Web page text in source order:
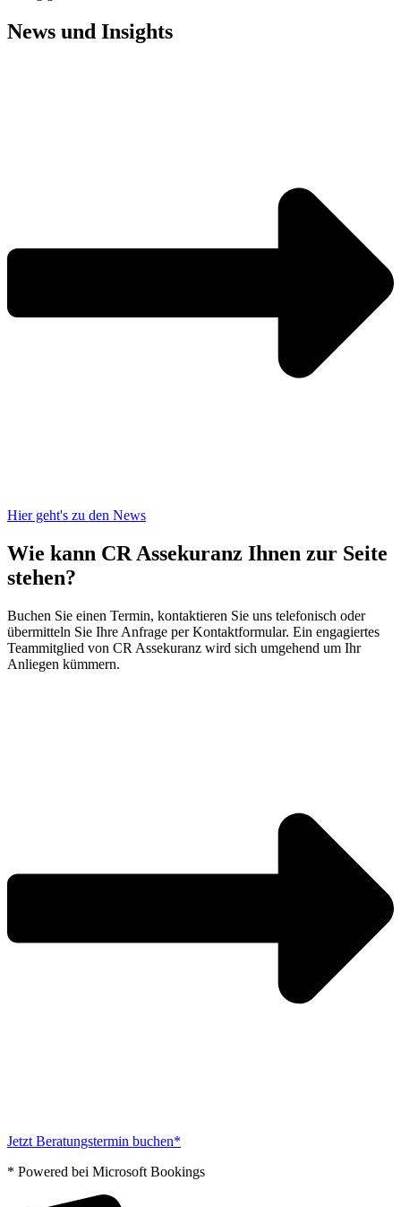
News und Insights
Hier geht's zu den News
Wie kann CR Assekuranz Ihnen zur Seite
stehen?
Buchen Sie einen Termin, kontaktieren Sie uns telefonisch oder
übermitteln Sie Ihre Anfrage per Kontaktformular. Ein engagiertes
Teammitglied von CR Assekuranz wird sich umgehend um Ihr
Anliegen kümmern.
Jetzt Beratungstermin buchen*
* Powered bei Microsoft Bookings